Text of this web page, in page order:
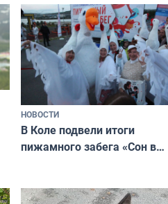
НОВОСТИ
В Коле подвели итоги
пижамного забега «Сон в